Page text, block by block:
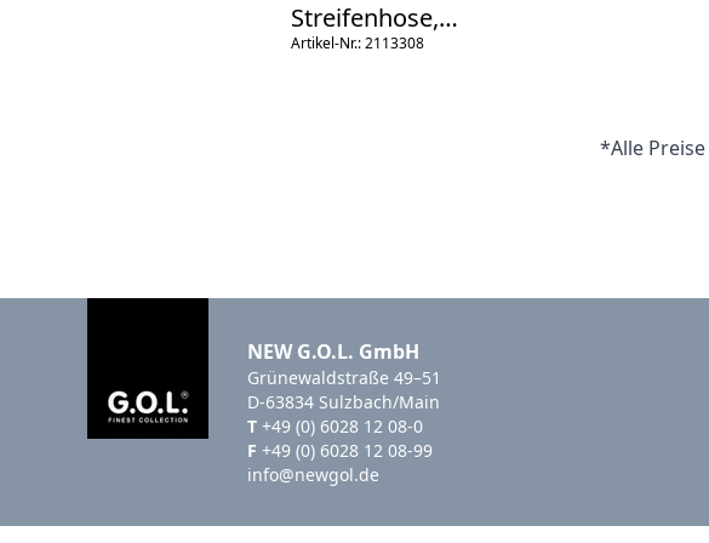
Streifenhose,
Spitzbund
Artikel-Nr.: 2113308
*Alle Preise
NEW G.O.L. GmbH
Grünewaldstraße 49–51
D-63834 Sulzbach/Main
T +49 (0) 6028 12 08-0
F +49 (0) 6028 12 08-99
info@newgol.de